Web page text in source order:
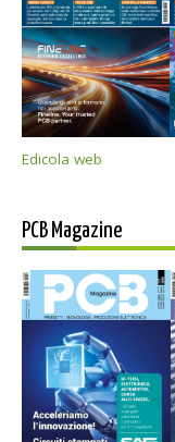
Edicola web
PCB Magazine